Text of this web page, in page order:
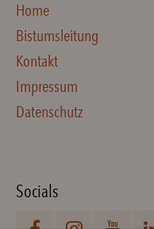
Home
Bistumsleitung
Kontakt
Impressum
Datenschutz
Socials